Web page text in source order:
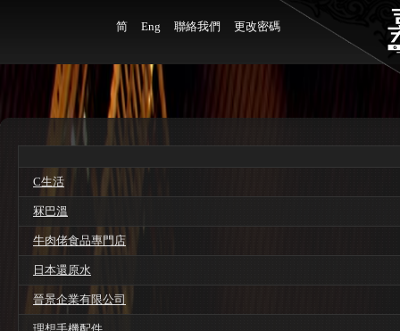
简 Eng 聯絡我們 更改密碼
C生活
冧巴溫
牛肉佬食品專門店
日本還原水
晉景企業有限公司